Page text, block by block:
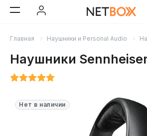
Главная Наушники и Personal Audio
Наушники
Нет в наличии